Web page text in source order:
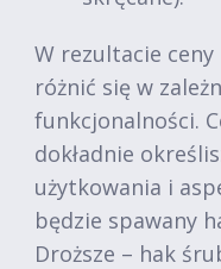
W rezultacie
różnić się w
funkcjonalności.
dokładnie
użytkowania i
będzie spawany
Droższe – hak